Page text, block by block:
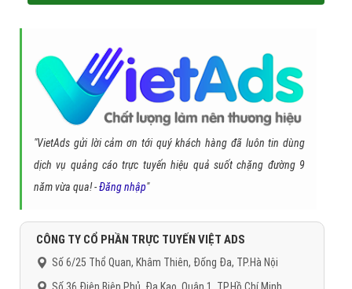
"VietAds gửi lời cảm ơn tới quý khách hàng đã luôn tin dùng
dịch vụ quảng cáo trực tuyến hiệu quả suốt chặng đường 9
năm vừa qua! -Đăng nhập"
CÔNG TY CỔ PHẦN TRỰC TUYẾN VIỆT ADS
Số 6/25 Thổ Quan, Khâm Thiên, Đống Đa, TP.Hà Nội
Số 36 Điện Biên Phủ, Đa Kao, Quận 1, TP.Hồ Chí Minh